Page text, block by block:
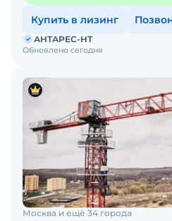
Купить в лизинг
Обновлено сегодня
АНТАРЕС-НТ
Москва и ещё 34 города